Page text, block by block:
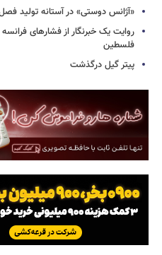
«آژانس دوستی» در آستانه تولید
روایت یک خبرنگار از فشارهای
فلسطین
پیتر گیل درگذشت